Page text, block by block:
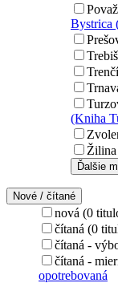
Bystrica
(Kniha
Ďalšie
Nové / čítané
nová (0
čítaná (0
čítaná -
čítaná -
opotrebovaná